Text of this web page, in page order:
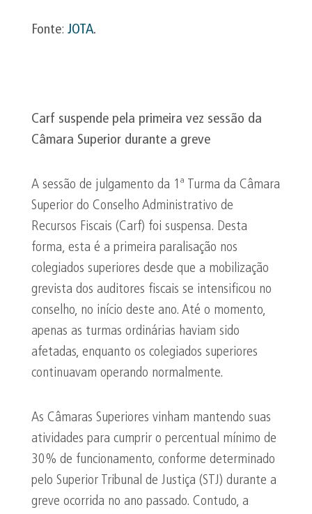
Fonte: JOTA.
Carf suspende pela primeira vez sessão da
Câmara Superior durante a greve
A sessão de julgamento da 1ª Turma da Câmara
Superior do Conselho Administrativo de
Recursos Fiscais (Carf) foi suspensa. Desta
forma, esta é a primeira paralisação nos
colegiados superiores desde que a mobilização
grevista dos auditores fiscais se intensificou no
conselho, no início deste ano. Até o momento,
apenas as turmas ordinárias haviam sido
afetadas, enquanto os colegiados superiores
continuavam operando normalmente.
As Câmaras Superiores vinham mantendo suas
atividades para cumprir o percentual mínimo de
30% de funcionamento, conforme determinado
pelo Superior Tribunal de Justiça (STJ) durante a
greve ocorrida no ano passado. Contudo, a